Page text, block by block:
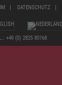
DATENSCHUTZ
+49 (0) 2825 80168